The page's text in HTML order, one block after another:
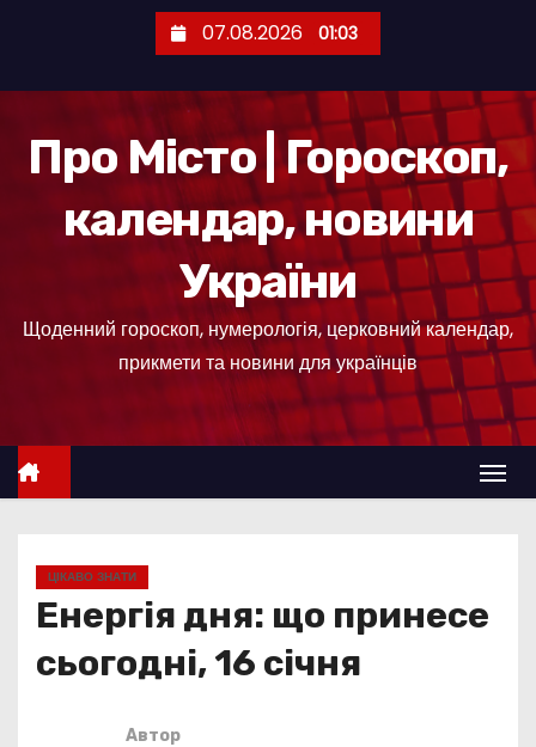
е
07.08.2026 01:03
Про Місто | Гороскоп,
календар, новини
України
Щоденний гороскоп, нумерологія, церковний календар,
прикмети та новини для українців
ЦІКАВО ЗНАТИ
Енергія дня: що принесе
сьогодні, 16 січня
Автор